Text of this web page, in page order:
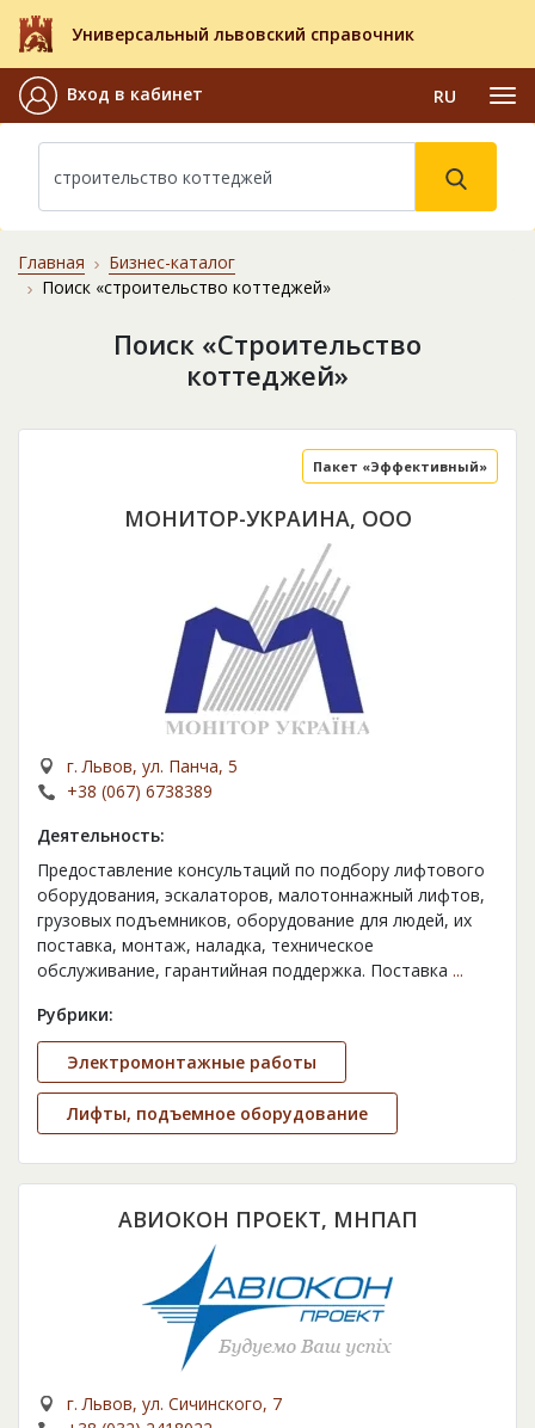
Универсальный львовский справочник
Вход в кабинет RU
Главная
Бизнес-каталог
Поиск «строительство коттеджей»
Поиск «Строительство
коттеджей»
МОНИТОР-УКРАИНА, ООО
Пакет «Эффективный»
г. Львов, ул. Панча, 5
+38 (067) 6738389
Деятельность:
Предоставление консультаций по подбору лифтового
оборудования, эскалаторов, малотоннажный лифтов,
грузовых подъемников, оборудование для людей, их
поставка, монтаж, наладка, техническое
обслуживание, гарантийная поддержка. Поставка ...
Рубрики:
Электромонтажные работы
Лифты, подъемное оборудование
АВИОКОН ПРОЕКТ, МНПАП
г. Львов, ул. Сичинского, 7